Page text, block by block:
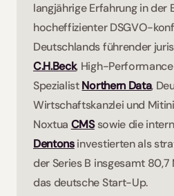
langjährige Erfahrung in der
hocheffizienter DSGVO-
C.H.Beck, High-
Spezialist Northern Data,
Wirtschaftskanzlei und
Noxtua CMS
Dentons investierten als
der Series B insgesamt 80,7
das deutsche Start-Up.